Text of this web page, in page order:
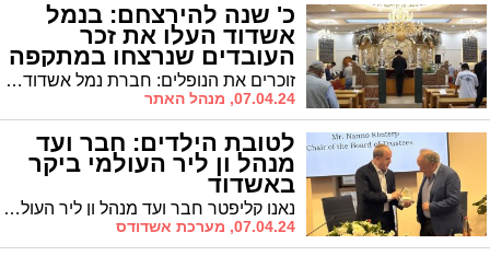
כ' שנה להירצחם: בנמל
אשדוד העלו את זכר
העובדים שנרצחו במתקפה
האכזרית זוכרים את הנופלים: חברת נמל אשדוד ערכה את טקס האזכרה לחללי הפיגוע בנמל שאירע לפני 20 שנה
07.04.24, מנהל האתר
לטובת הילדים: חבר ועד
מנהל ון ליר העולמי ביקר
באשדוד
נאנו קליפטר חבר ועד מנהל ון ליר העולמי, ביקר היום בלשכת ראש העיר אשדוד, והכיר את אשדוד ואת החיבור לאורבן 95, ואת התמודדותה של אשדוד כעיר בחזית מלחמה.
07.04.24, מערכת אשדודס